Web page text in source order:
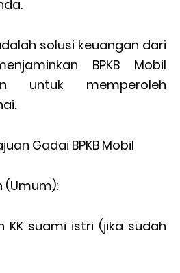
solusi keuangan dari
BPKB Mobil
untuk memperoleh
Gadai BPKB Mobil
(Umum):
KK suami istri (jika sudah